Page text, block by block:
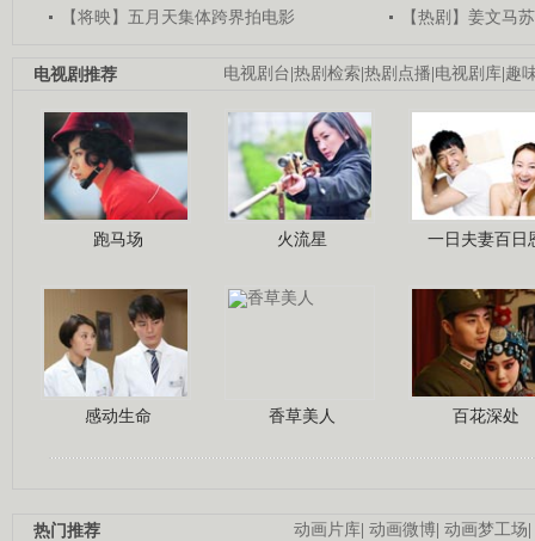
【将映】五月天集体跨界拍电影
【热剧】姜文马
电视剧台|热剧检索|热剧点播|电视剧库|趣
电视剧推荐
跑马场 火流星 一日夫妻百日
感动生命 香草美人 百花深处
动画片库| 动画微博| 动画梦工场|
热门推荐